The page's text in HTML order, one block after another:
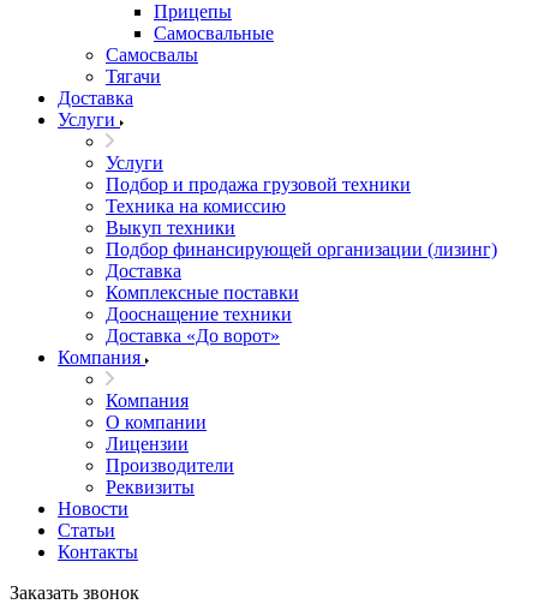
Прицепы
Самосвальные
Самосвалы
Тягачи
Доставка
Услуги
Услуги
Подбор и продажа грузовой техники
Техника на комиссию
Выкуп техники
Подбор финансирующей организации (лизинг)
Доставка
Комплексные поставки
Дооснащение техники
Доставка «До ворот»
Компания
Компания
О компании
Лицензии
Производители
Реквизиты
Новости
Статьи
Контакты
Заказать звонок